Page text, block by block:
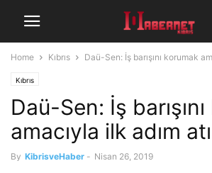
Home Kıbrıs Daü-Sen: İş barışını korumak
Kıbrıs
Daü-Sen: İş
amacıyla ilk adım
By KibrisveHaber - Nisan 26, 2019